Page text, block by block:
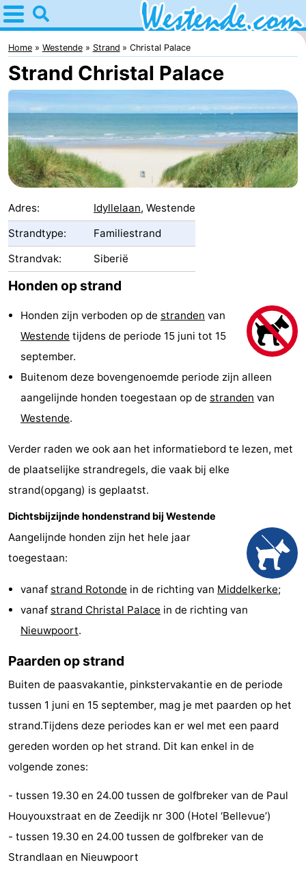
Home
Westende
Tips
Voor
kinderen
Overnachten
Appartementen
Holiday
Suites
Nieuwpoort
-
Holiday
Suites
Westende
Bed
(&
breakfasts)
Campings
Hotels
Vakantiehuizen
Nieuwpoort
Oostduinkerke
aan
-
Westende
Last
Zien
Musea
Monumenten
-
Uitkijkpunten
Attracties
-
Boerderijen
-
Binnenspeeltuinen
-
Home Westende Strand Christal Palace
Strand Christal Palace
Adres: Idyllelaan, Westende
Strandtype:
Familiestrand
Strandvak:
Siberië
Honden op strand
Honden zijn verboden op de stranden van
Westende tijdens de periode 15 juni tot 15
september.
Buitenom deze bovengenoemde periode zijn alleen
aangelijnde honden toegestaan op de stranden van
Westende.
Verder raden we ook aan het informatiebord te lezen, met
de plaatselijke strandregels, die vaak bij elke
strand(opgang) is geplaatst.
Dichtsbijzijnde hondenstrand bij Westende
Aangelijnde honden zijn het hele jaar
toegestaan:
vanaf strand Rotonde in de richting van Middelkerke;
vanaf strand Christal Palace in de richting van
Nieuwpoort.
Paarden op strand
Buiten de paasvakantie, pinkstervakantie en de periode
tussen 1 juni en 15 september, mag je met paarden op het
strand.Tijdens deze periodes kan er wel met een paard
gereden worden op het strand. Dit kan enkel in de
volgende zones:
- tussen 19.30 en 24.00 tussen de golfbreker van de Paul
Houyouxstraat en de Zeedijk nr 300 (Hotel ‘Bellevue’)
- tussen 19.30 en 24.00 tussen de golfbreker van de
Strandlaan en Nieuwpoort